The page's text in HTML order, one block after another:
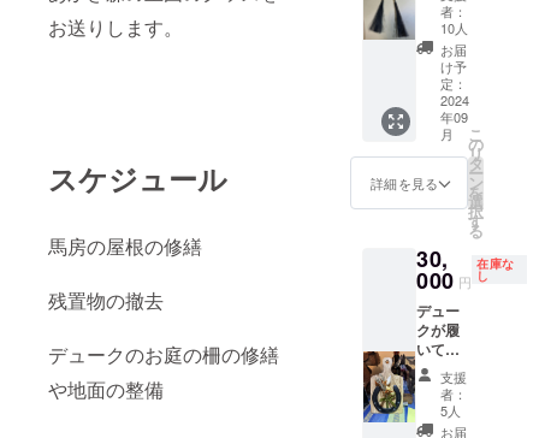
お送りします。
スケジュール
馬房の屋根の修繕
残置物の撤去
デュークのお庭の柵の修繕
や地面の整備
りキー
ホル
ダーを
お送り
致しま
者：
10人
お届
け予
定：
2024
年09
月
詳細を見る
こ
の
リ
タ
ー
ン
を
選
択
す
る
30,
000 円
在庫な
し
デュー
クが履
いてい
た蹄鉄
のオブ
ジェを
お送り
支援
者：
5人
お届